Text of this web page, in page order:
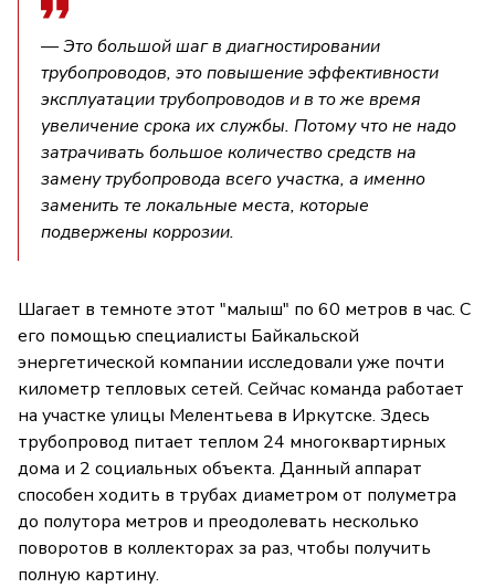
— Это большой шаг в диагностировании
трубопроводов, это повышение эффективности
эксплуатации трубопроводов и в то же время
увеличение срока их службы. Потому что не надо
затрачивать большое количество средств на
замену трубопровода всего участка, а именно
заменить те локальные места, которые
подвержены коррозии.
Шагает в темноте этот "малыш" по 60 метров в час. С
его помощью специалисты Байкальской
энергетической компании исследовали уже почти
километр тепловых сетей. Сейчас команда работает
на участке улицы Мелентьева в Иркутске. Здесь
трубопровод питает теплом 24 многоквартирных
дома и 2 социальных объекта. Данный аппарат
способен ходить в трубах диаметром от полуметра
до полутора метров и преодолевать несколько
поворотов в коллекторах за раз, чтобы получить
полную картину.